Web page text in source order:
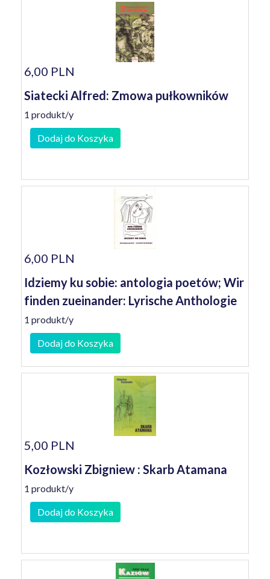
6,00 PLN
Siatecki Alfred: Zmowa pułkowników
1 produkt/y
Dodaj do Koszyka
6,00 PLN
Idziemy ku sobie: antologia poetów; Wir
finden zueinander: Lyrische Anthologie
1 produkt/y
Dodaj do Koszyka
5,00 PLN
Kozłowski Zbigniew : Skarb Atamana
1 produkt/y
Dodaj do Koszyka